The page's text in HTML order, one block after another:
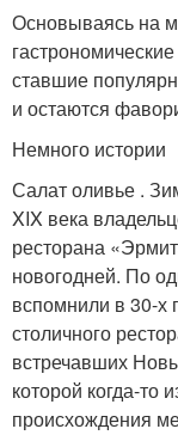
Основываясь на
ставшие
и остаются
Немного истории
Салат оливье .
XIX века
ресторана
новогодней. По
вспомнили в 30-х
столичного
встречавших
которой когда-то
происхождения